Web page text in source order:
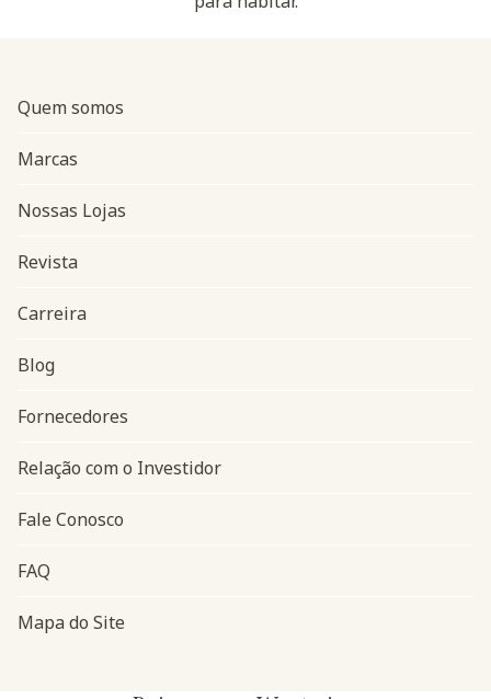
Navegação do rodapé
Quem somos
Marcas
Nossas Lojas
Revista
Carreira
Blog
Fornecedores
Relação com o Investidor
Fale Conosco
FAQ
Mapa do Site